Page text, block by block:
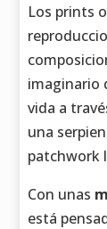
Los prints
imaginario
vida a
una
patchwork
Con unas
está